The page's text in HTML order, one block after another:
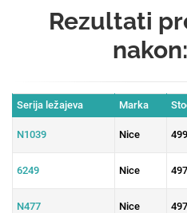
Rezultati
Serija ležajeva Marka
N1039 Nice 499
6249 Nice 497
N477 Nice 497